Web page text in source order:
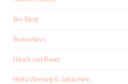
Bov Bjerg
Brauseboys
Hauck und Bauer
Heiko Werning & Jakob Hein